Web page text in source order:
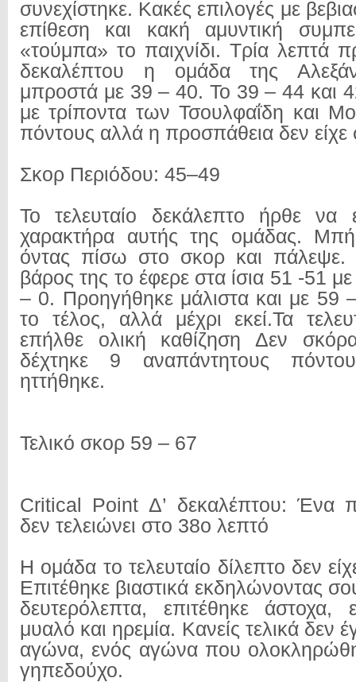
συνεχίστηκε. Κακές επιλογές με
επίθεση και κακή αμυντική
«τούμπα» το παιχνίδι. Τρία λεπτά
δεκαλέπτου η ομάδα της
μπροστά με 39 – 40. Το 39 – 44 και
με τρίποντα των Τσουλφαΐδη και
πόντους αλλά η προσπάθεια δεν είχε
Σκορ Περιόδου: 45–49
Το τελευταίο δεκάλεπτο ήρθε να
χαρακτήρα αυτής της ομάδας.
όντας πίσω στο σκορ και
βάρος της το έφερε στα ίσια 51 -51
– 0. Προηγήθηκε μάλιστα και με 59 –
το τέλος, αλλά μέχρι εκεί.Τα
επήλθε ολική καθίζηση Δεν
δέχτηκε 9 αναπάντητους
ηττήθηκε.
Τελικό σκορ 59 – 67
Critical Point Δ’ δεκαλέπτου: Ένα
δεν τελειώνει στο 38ο λεπτό
Η ομάδα το τελευταίο δίλεπτο δεν
Επιτέθηκε βιαστικά εκδηλώνοντας
δευτερόλεπτα, επιτέθηκε άστοχα,
μυαλό και ηρεμία. Κανείς τελικά δεν
αγώνα, ενός αγώνα που
γηπεδούχο.